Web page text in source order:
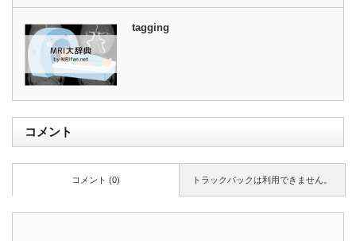
tagging
コメント
トラックバックは利用できません。
コメント (0)